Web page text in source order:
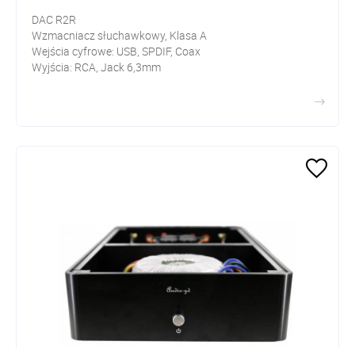
DAC R2R
Wzmacniacz słuchawkowy, Klasa A
Wejścia cyfrowe: USB, SPDIF, Coax
Wyjścia: RCA, Jack 6,3mm